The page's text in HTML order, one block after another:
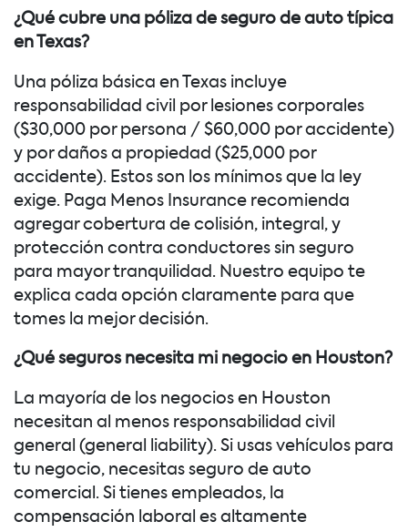
¿Qué cubre una póliza de seguro de auto típica
en Texas?
Una póliza básica en Texas incluye
responsabilidad civil por lesiones corporales
($30,000 por persona / $60,000 por accidente)
y por daños a propiedad ($25,000 por
accidente). Estos son los mínimos que la ley
exige. Paga Menos Insurance recomienda
agregar cobertura de colisión, integral, y
protección contra conductores sin seguro
para mayor tranquilidad. Nuestro equipo te
explica cada opción claramente para que
tomes la mejor decisión.
¿Qué seguros necesita mi negocio en Houston?
La mayoría de los negocios en Houston
necesitan al menos responsabilidad civil
general (general liability). Si usas vehículos para
tu negocio, necesitas seguro de auto
comercial. Si tienes empleados, la
compensación laboral es altamente